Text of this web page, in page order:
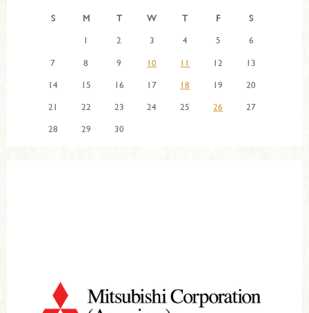
S M T W T F
S
1
2 3 4 5
6
7
8 9 10 11 12
13
14
15 16 17 18 19
20
21
22 23 24 25 26
27
28
29 30